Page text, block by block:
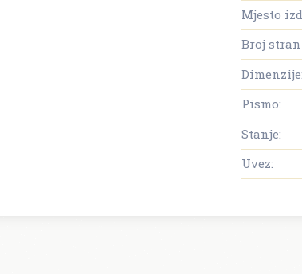
Mjesto
Broj
Dimenzije:
Pismo:
Stanje:
Uvez: